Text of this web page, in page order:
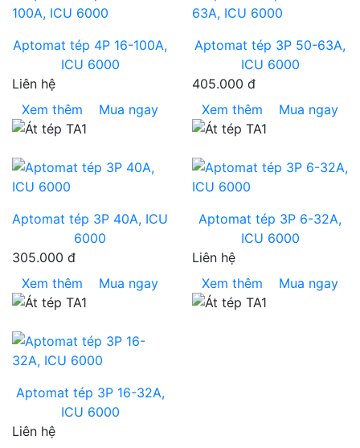
Aptomat tép 4P 16-100A,
ICU 6000
Liên hệ
Xem thêm
Mua ngay
Aptomat tép 3P 50-63A,
ICU 6000
405.000 đ
Xem thêm
Mua ngay
Aptomat tép 3P 40A, ICU
6000
305.000 đ
Xem thêm
Mua ngay
Aptomat tép 3P 6-32A,
ICU 6000
Liên hệ
Xem thêm
Mua ngay
Aptomat tép 3P 16-32A,
ICU 6000
Liên hệ